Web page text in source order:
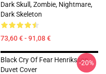
Dark Skull, Zombie, Nightmare,
Dark Skeleton
73,60 € - 91,08 €
Black Cry Of Fear Henriksson
Duvet Cover
-20%